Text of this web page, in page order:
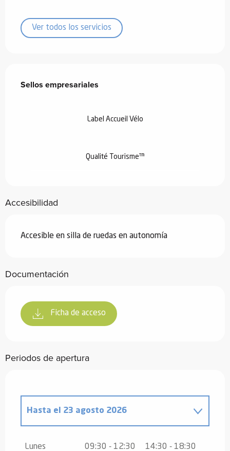
Ver todos los servicios
Sellos empresariales
Sellos empresariales
Label Accueil Vélo
Qualité Tourisme™
Accesibilidad
Accesible en silla de ruedas en autonomía
Documentación
Ficha de acceso
Periodos de apertura
Hasta el 23 agosto 2026
2026
Lunes 09:30 - 12:30 14:30 - 18:30